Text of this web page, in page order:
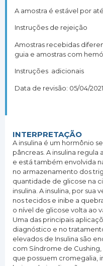
A amostra é estável por
Instruções de rejeição
Amostras recebidas
guia e amostras com
Instruções adicionais
Data de revisão: 05/04/2021.
INTERPRETAÇÃO
A insulina é um hormônio
pâncreas. A insulina regula
e está também envolvida
no armazenamento dos
quantidade de glicose na
insulina. A insulina, por sua
nos tecidos e inibe a
o nível de glicose volta ao
Uma das principais
diagnóstico e no
elevados de Insulina são
com Síndrome de
que possuem cromegalia,